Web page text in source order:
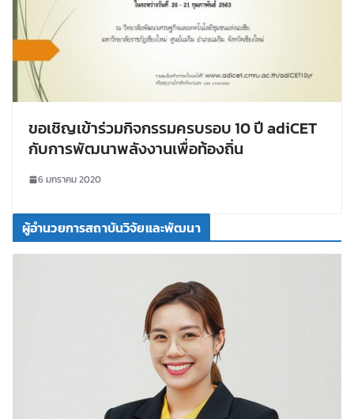
ขอเชิญเข้าร่วมกิจกรรมครบรอบ 10 ปี adiCET
กับการพัฒนาพลังงานเพื่อท้องถิ่น
6 มกราคม 2020
ผู้อำนวยการสถาบันวิจัยและพัฒนา